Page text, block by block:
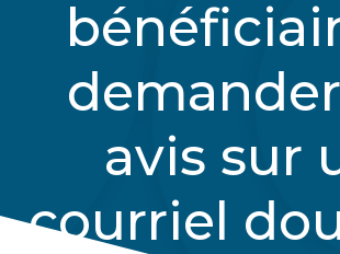
avis sur
courriel